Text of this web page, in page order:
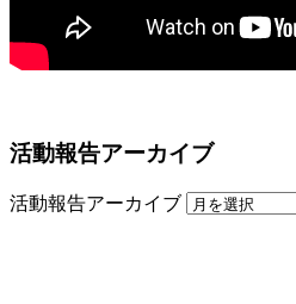
活動報告アーカイブ
活動報告アーカイブ